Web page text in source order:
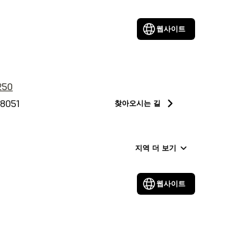
웹사이트
찾아오시는 길
지역 더 보기
웹사이트